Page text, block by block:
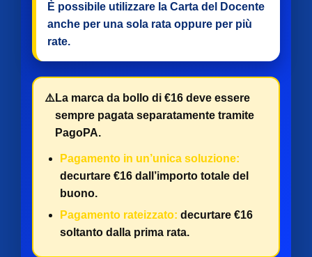
È possibile utilizzare la Carta del Docente
anche per una sola rata oppure per più
rate.
⚠️ La marca da bollo di €16 deve essere
sempre pagata separatamente tramite
PagoPA.
Pagamento in un’unica soluzione:
decurtare €16 dall’importo totale del
buono.
Pagamento rateizzato: decurtare €16
soltanto dalla prima rata.